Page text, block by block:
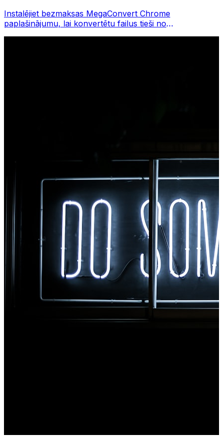
Instalējiet bezmaksas MegaConvert Chrome
paplašinājumu, lai konvertētu failus tieši no